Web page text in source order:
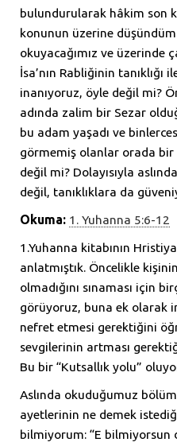
bulundurularak hâkim son
konunun üzerine
okuyacağımız ve üzerinde
İsa’nın Rabliğinin tanıklığı
inanıyoruz, öyle değil mi?
adında zalim bir Sezar
bu adam yaşadı ve
görmemiş olanlar orada bir
değil mi? Dolayısıyla
değil, tanıklıklara da
Okuma: 1. Yuhanna 5:6-12
1.Yuhanna kitabının
anlatmıştık. Öncelikle
olmadığını sınaması için
görüyoruz, buna ek olarak
nefret etmesi gerektiğini
sevgilerinin artması
Bu bir “Kutsallık yolu”
Aslında okuduğumuz
ayetlerinin ne demek
bilmiyorum: “E bilmiyorsun